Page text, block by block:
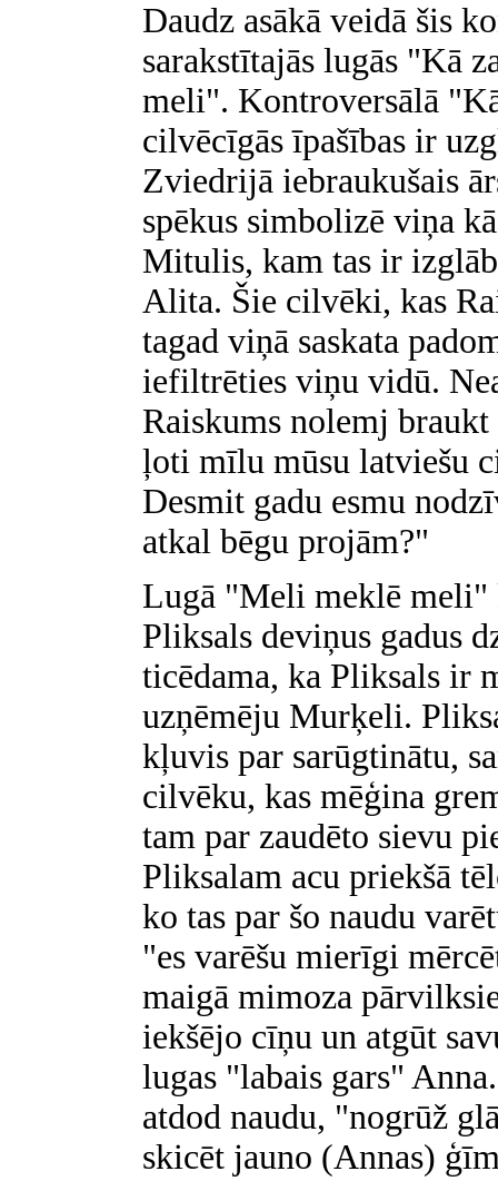
Daudz asākā veidā šis
sarakstītajās lugās "Kā
meli". Kontroversālā
cilvēcīgās īpašības ir
Zviedrijā iebraukušais
spēkus simbolizē viņa
Mitulis, kam tas ir
Alita. Šie cilvēki, kas
tagad viņā saskata
iefiltrēties viņu vidū.
Raiskums nolemj
ļoti mīlu mūsu latviešu
Desmit gadu esmu
atkal bēgu projām?"
Lugā "Meli meklē meli"
Pliksals deviņus gadus
ticēdama, ka Pliksals ir
uzņēmēju Murķeli.
kļuvis par sarūgtinātu,
cilvēku, kas mēģina
tam par zaudēto sievu
Pliksalam acu priekšā
ko tas par šo naudu
"es varēšu mierīgi
maigā mimoza
iekšējo cīņu un atgūt
lugas "labais gars"
atdod naudu, "nogrūž
skicēt jauno (Annas)